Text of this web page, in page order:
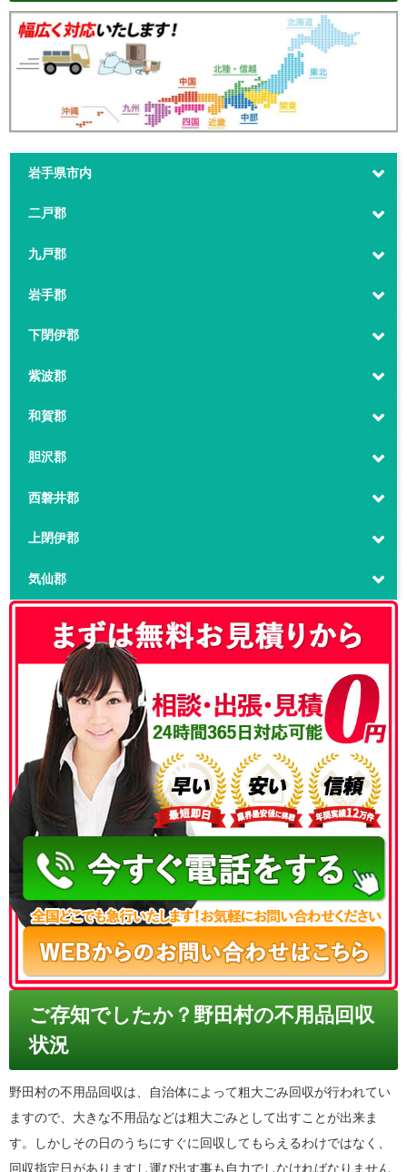
岩手県市内
二戸郡
九戸郡
岩手郡
下閉伊郡
紫波郡
和賀郡
胆沢郡
西磐井郡
上閉伊郡
気仙郡
050-3186-4780
ご存知でしたか？野田村の不用品回収
状況
野田村の不用品回収は、自治体によって粗大ごみ回収が行われてい
ますので、大きな不用品などは粗大ごみとして出すことが出来ま
す。しかしその日のうちにすぐに回収してもらえるわけではなく、
回収指定日がありますし運び出す事も自力でしなければなりません